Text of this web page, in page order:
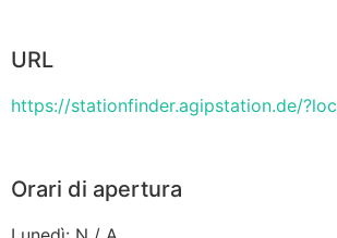
URL
https://stationfinder.agipstation.de/
Orari di apertura